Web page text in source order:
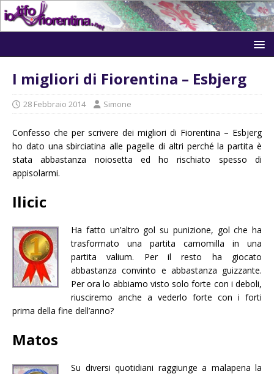
I migliori di Fiorentina – Esbjerg
28 Febbraio 2014 Simone
Confesso che per scrivere dei migliori di Fiorentina – Esbjerg
ho dato una sbirciatina alle pagelle di altri perché la partita è
stata abbastanza noiosetta ed ho rischiato spesso di
appisolarmi.
Ilicic
Ha fatto un’altro gol su punizione, gol che ha
trasformato una partita camomilla in una
partita valium. Per il resto ha giocato
abbastanza convinto e abbastanza guizzante.
Per ora lo abbiamo visto solo forte con i deboli,
riusciremo anche a vederlo forte con i forti
prima della fine dell’anno?
Matos
Su diversi quotidiani raggiunge a malapena la